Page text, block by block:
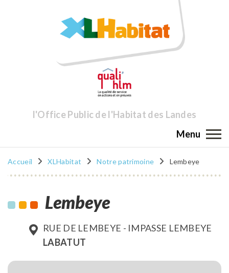
l'Office Public de l'Habitat des Landes
Menu
Accueil XLHabitat Notre patrimoine Lembeye
Lembeye
RUE DE LEMBEYE - IMPASSE LEMBEYE
LABATUT